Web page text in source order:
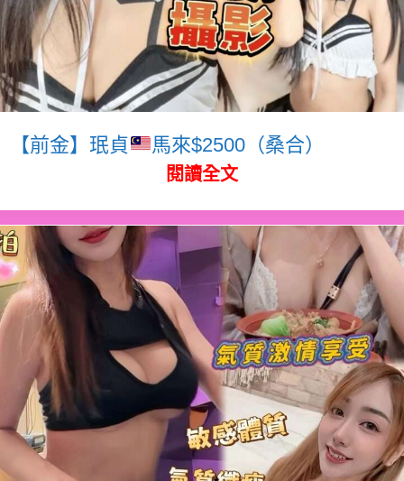
【前金】珉貞 馬來$2500（桑合）
閱讀全文